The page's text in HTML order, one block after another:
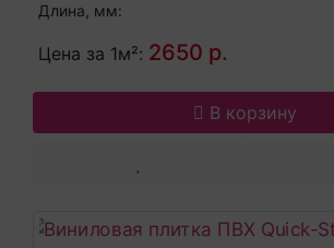
Длина, мм:
Цена за 1м²: 2650 р.
В корзину